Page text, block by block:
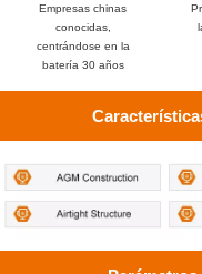
Empresas chinas
conocidas,
centrándose en la
batería 30 años